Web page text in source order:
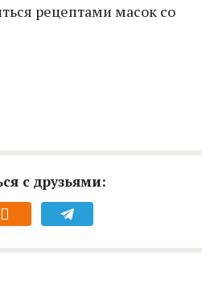
рецептами масок со
с друзьями: